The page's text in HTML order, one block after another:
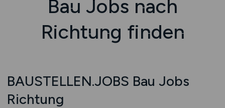
Bau Jobs nach
Richtung finden
BAUSTELLEN.JOBS Bau Jobs
Richtung